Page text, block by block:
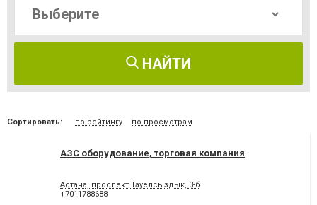
НАЙТИ
Сортировать: по рейтингу по просмотрам
АЗС оборудование, торговая компания
Астана, проспект Тауелсыздык, 3-б
+7011788688